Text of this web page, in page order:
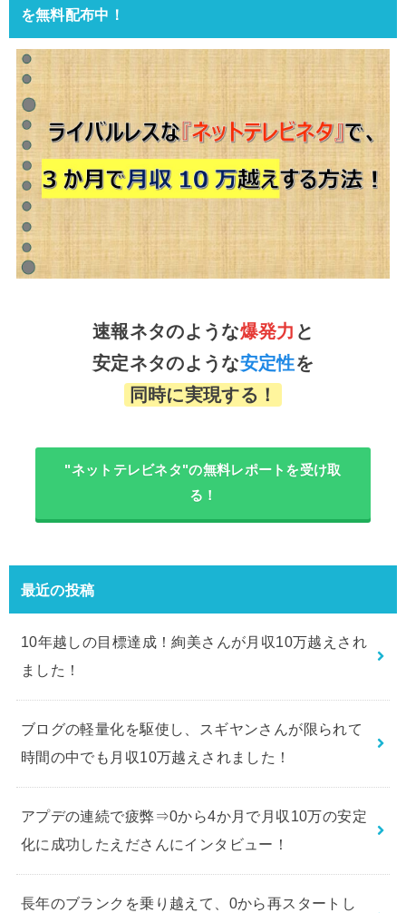
を無料配布中！
速報ネタのような爆発力 と
安定ネタのような安定性を
同時に実現する！
"ネットテレビネタ"の無料レポートを受け取
る！
最近の投稿
10年越しの目標達成！絢美さんが月収10万越えされ
ました！
ブログの軽量化を駆使し、スギヤンさんが限られて
時間の中でも月収10万越えされました！
アプデの連続で疲弊⇒0から4か月で月収10万の安定
化に成功したえださんにインタビュー！
長年のブランクを乗り越えて、0から再スタートし